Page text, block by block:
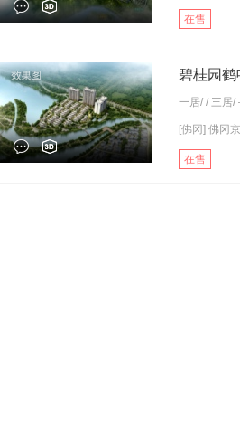
在售
碧桂园鹤
一居/ / 三居/
[佛冈] 佛冈
在售